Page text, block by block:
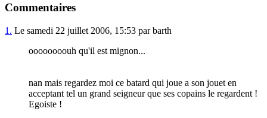
Commentaires
1. Le samedi 22 juillet 2006, 15:53 par barth
oooooooouh qu'il est mignon...
nan mais regardez moi ce batard qui joue a son jouet en
acceptant tel un grand seigneur que ses copains le regardent !
Egoiste !